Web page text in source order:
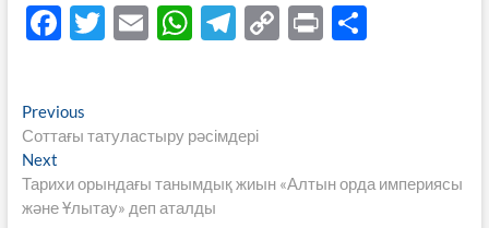
F
b
o
T
er
E W
s
p
T
gr
m
C
n
P S
Навигация
по
записям
PreviousPrevious
post:
Соттағы татуластыру рәсімдері
NextNext
post:
Тарихи орындағы танымдық жиын «Алтын орда империясы
және Ұлытау» деп аталды